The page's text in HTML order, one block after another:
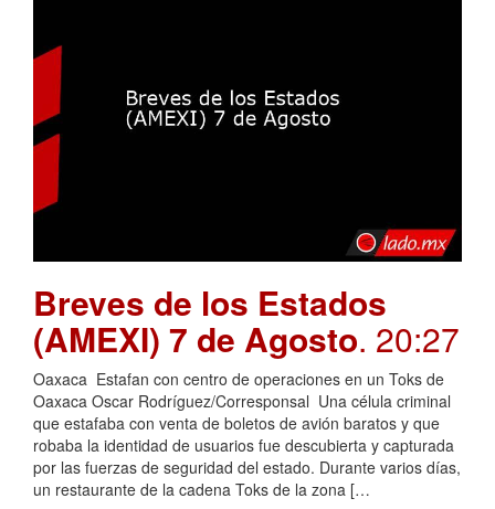
Breves de los Estados
(AMEXI) 7 de Agosto. 20:27
Oaxaca Estafan con centro de operaciones en un Toks de
Oaxaca Oscar Rodríguez/Corresponsal Una célula criminal
que estafaba con venta de boletos de avión baratos y que
robaba la identidad de usuarios fue descubierta y capturada
por las fuerzas de seguridad del estado. Durante varios días,
un restaurante de la cadena Toks de la zona […